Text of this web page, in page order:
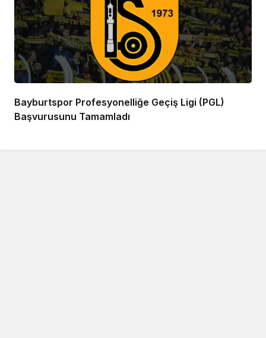
Bayburtspor Profesyonelliğe Geçiş Ligi (PGL)
Başvurusunu Tamamladı